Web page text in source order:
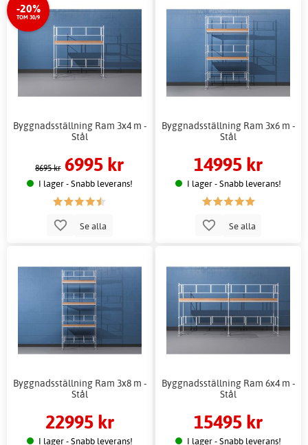
-20%
TOM 30/9
Byggnadsställning Ram 3x4 m -
Stål
8695 kr 6995 kr
I lager - Snabb leverans!
Se alla
Byggnadsställning Ram 3x6 m -
Stål
14995 kr
I lager - Snabb leverans!
Se alla
Byggnadsställning Ram 3x8 m -
Stål
22995 kr
I lager - Snabb leverans!
Byggnadsställning Ram 6x4 m -
Stål
15495 kr
I lager - Snabb leverans!